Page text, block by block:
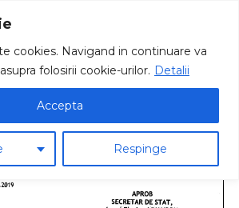
cookies. Navigand in continuare va
folosirii cookie-urilor. Detalii
Respinge
Accepta
simularii EN 2019